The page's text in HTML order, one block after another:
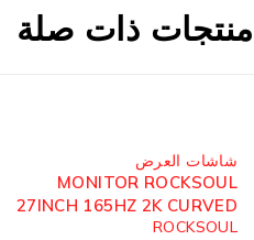
منتجات ذات صلة
شاشات العرض
MONITOR ROCKSOUL
27INCH 165HZ 2K CURVED
ROCKSOUL